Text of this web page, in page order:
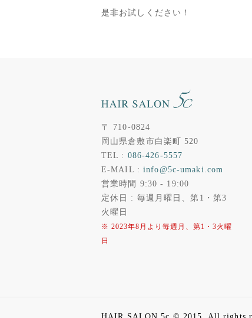
是非お試しください！
〒 710-0824
岡山県倉敷市白楽町 520
TEL : 086-426-5557
E-MAIL :info@5c-umaki.com
営業時間 9:30 - 19:00
定休日 : 毎週月曜日、第1・第3
火曜日
※ 2023年8月より毎週月、第1・3火曜
日